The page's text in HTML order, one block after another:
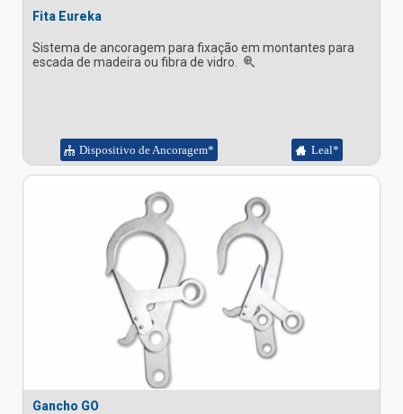
Fita Eureka
Sistema de ancoragem para fixação em montantes para
escada de madeira ou fibra de vidro.
Dispositivo de Ancoragem* Leal*
Gancho GO